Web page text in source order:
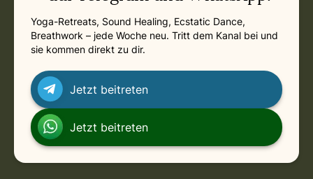
Yoga-Retreats, Sound Healing, Ecstatic Dance,
Breathwork – jede Woche neu. Tritt dem Kanal bei und
sie kommen direkt zu dir.
Jetzt beitreten
Jetzt beitreten